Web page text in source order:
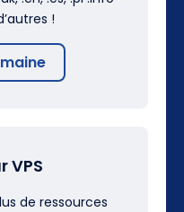
!
VPS
de ressources